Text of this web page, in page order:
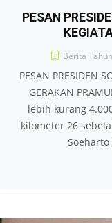
PESAN
Berita
PESAN PRESIDEN
GERAKAN
lebih kurang
kilometer 26